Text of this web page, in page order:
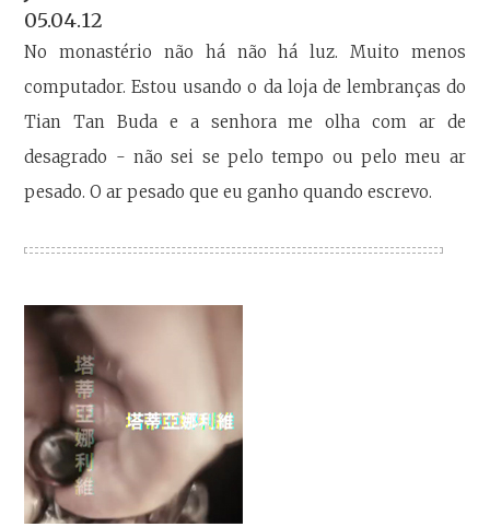
05.04.12
No monastério não há não há luz. Muito menos
computador. Estou usando o da loja de lembranças do
Tian Tan Buda e a senhora me olha com ar de
desagrado - não sei se pelo tempo ou pelo meu ar
pesado. O ar pesado que eu ganho quando escrevo.